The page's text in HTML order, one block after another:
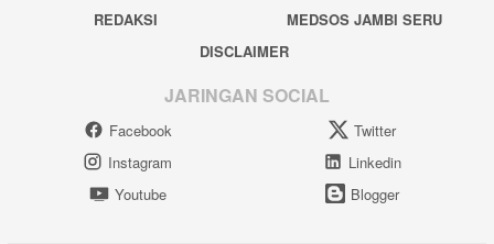
REDAKSI
MEDSOS JAMBI SERU
DISCLAIMER
JARINGAN SOCIAL
Facebook
Twitter
Instagram
Linkedin
Youtube
Blogger